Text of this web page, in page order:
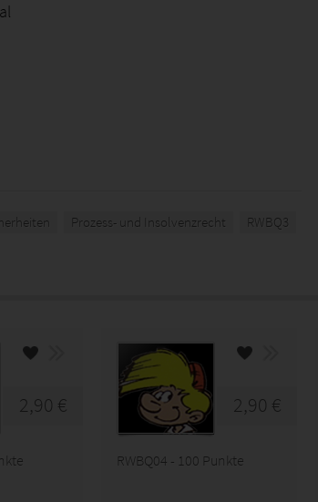
Prozess- und Insolvenzrecht RWBQ3
2,90 € 2,90 €
RWBQ04 - 100 Punkte